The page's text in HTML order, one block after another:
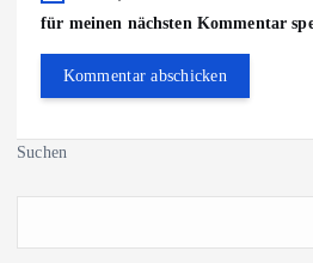
für meinen nächsten Kommentar
Suchen